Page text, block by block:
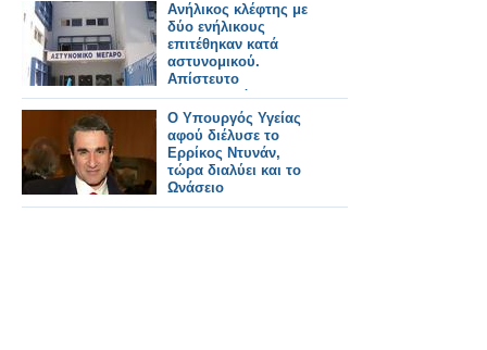
Ανήλικος κλέφτης με
δύο ενήλικους
επιτέθηκαν κατά
αστυνομικού.
Απίστευτο
περιστατικό στα
Χανιά
Ο Υπουργός Υγείας
αφού διέλυσε το
Ερρίκος Ντυνάν,
τώρα διαλύει και το
Ωνάσειο